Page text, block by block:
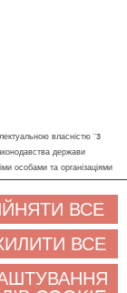
власністю "3
держави
особами та організаціями
друк та інше використання
працюючим
розташування), щоб вам
ви погоджуєтеся на
сайт і зв'яжіться з нами
ВСЕ
ВСЕ